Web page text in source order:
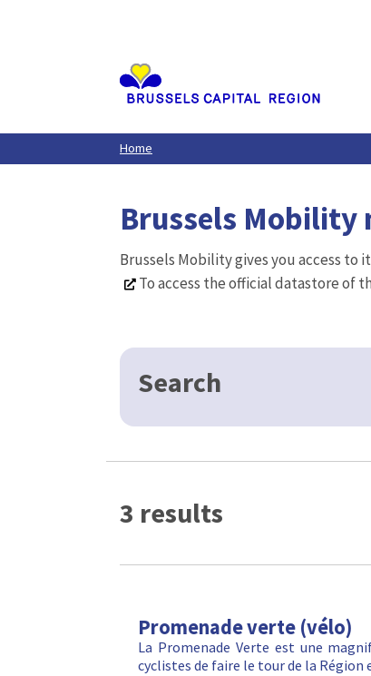
Home
Brussels Mobility
Brussels Mobility gives you access
To access the official datastore of
Search
3 results
Promenade verte (vélo)
La Promenade Verte est une
cyclistes de faire le tour de la